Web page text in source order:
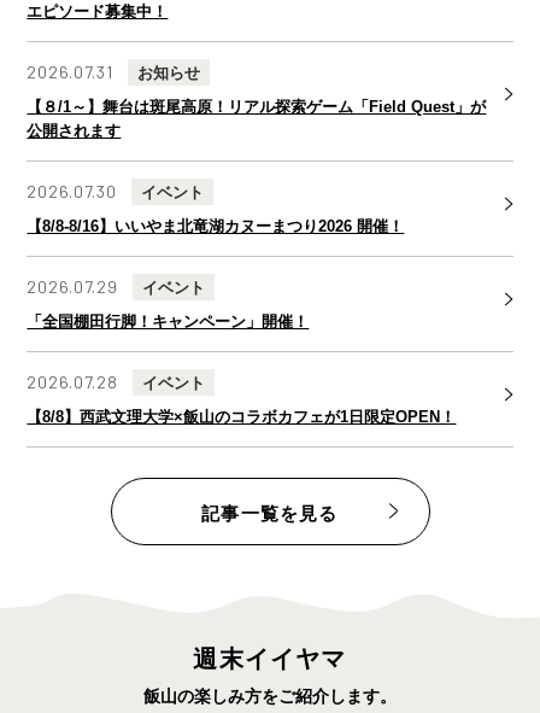
エピソード募集中！
2026.07.31
お知らせ
【８/1～】舞台は斑尾高原！リアル探索ゲーム「Field Quest」が
公開されます
2026.07.30
イベント
【8/8-8/16】いいやま北竜湖カヌーまつり2026 開催！
2026.07.29
イベント
「全国棚田行脚！キャンペーン」開催！
2026.07.28
イベント
【8/8】西武文理大学×飯山のコラボカフェが1日限定OPEN！
記事一覧を見る
週末イイヤマ
飯山の楽しみ方をご紹介します。